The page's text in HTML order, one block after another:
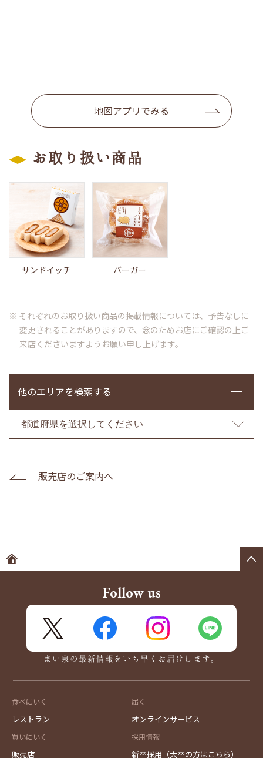
地図アプリでみる
お取り扱い商品
サンドイッチ バーガー
※ それぞれのお取り扱い商品の掲載情報については、予告なしに
変更されることがありますので、念のためお店にご確認の上ご
来店くださいますようお願い申し上げます。
他のエリアを検索する
販売店のご案内へ
Follow us
FaceBook Instagram
まい泉の最新情報をいち早くお届けします。
食べにいく
レストラン
買いにいく
販売店
届く
オンラインサービス
採用情報
新卒採用（大卒の方はこちら）